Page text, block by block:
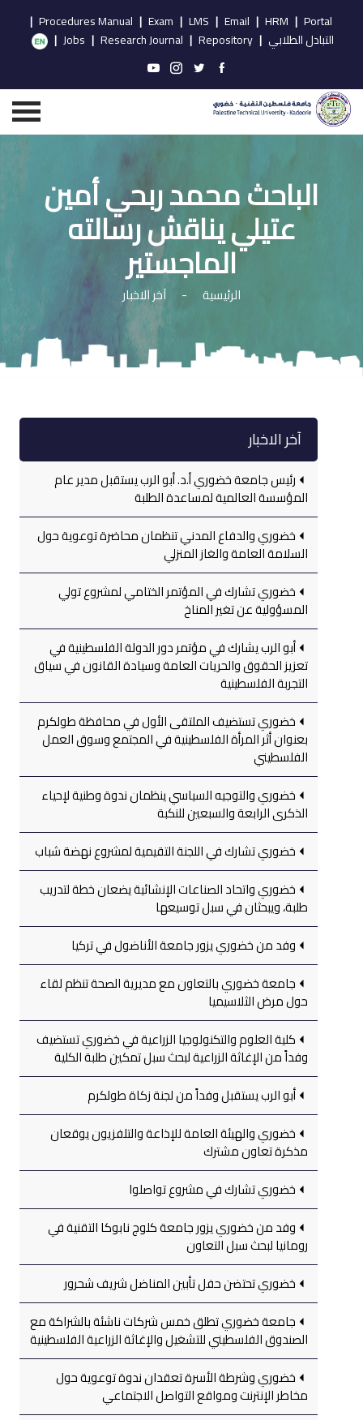
Portal
|
HRM
|
Email
|
LMS
|
Exam
|
Procedures Manual
|
التبادل الطلابي |
Repository
|
Research Journal
|
Jobs
|
الباحث محمد ربحي أمين
عتيلي يناقش رسالته
الماجستير
الرئيسية - آخر الاخبار
آخر الاخبار
رئيس جامعة خضوري أ.د. أبو الرب يستقبل مدير عام
المؤسسة العالمية لمساعدة الطلبة
خضوري والدفاع المدني تنظمان محاضرة توعوية حول
السلامة العامة والغاز المنزلي
خضوري تشارك في المؤتمر الختامي لمشروع تولي
المسؤولية عن تغير المناخ
أبو الرب يشارك في مؤتمر دور الدولة الفلسطينية في
تعزيز الحقوق والحريات العامة وسيادة القانون في سياق
التجربة الفلسطينية
خضوري تستضيف الملتقى الأول في محافظة طولكرم
بعنوان أثر المرأة الفلسطينية في المجتمع وسوق العمل
الفلسطيني
خضوري والتوجيه السياسي ينظمان ندوة وطنية لإحياء
الذكرى الرابعة والسبعين للنكبة
خضوري تشارك في اللجنة التقيمية لمشروع نهضة شباب
خضوري واتحاد الصناعات الإنشائية يضعان خطة لتدريب
طلبة، ويبحثان في سبل توسيعها
وفد من خضوري يزور جامعة الأناضول في تركيا
جامعة خضوري بالتعاون مع مديرية الصحة تنظم لقاء
حول مرض الثلاسيميا
كلية العلوم والتكنولوجيا الزراعية في خضوري تستضيف
وفداً من الإغاثة الزراعية لبحث سبل تمكين طلبة الكلية
أبو الرب يستقبل وفداً من لجنة زكاة طولكرم
خضوري والهيئة العامة للإذاعة والتلفزيون يوقعان
مذكرة تعاون مشترك
خضوري تشارك في مشروع تواصلوا
وفد من خضوري يزور جامعة كلوج نابوكا التقنية في
رومانيا لبحث سبل التعاون
خضوري تحتضن حفل تأبين المناضل شريف شحرور
جامعة خضوري تطلق خمس شركات ناشئة بالشراكة مع
الصندوق الفلسطيني للتشغيل والإغاثة الزراعية الفلسطينية
خضوري وشرطة الأسرة تعقدان ندوة توعوية حول
مخاطر الإنترنت ومواقع التواصل الاجتماعي